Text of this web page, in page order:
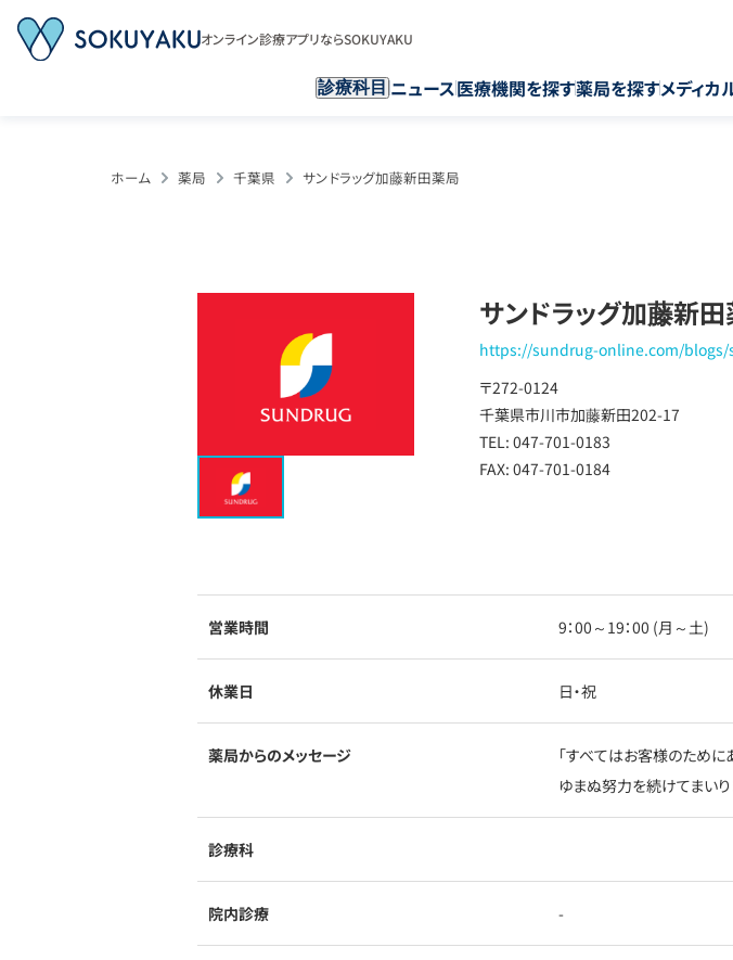
オンライン診療アプリならSOKUYAKU
診療科目 ニュース医療機関を探す薬局を探すメディカ
ホーム 薬局 千葉県 サンドラッグ加藤新田薬局
サンドラッグ加藤新
https://sundrug-online.com/blogs/
〒272-0124
千葉県市川市加藤新田202-17
TEL: 047-701-0183
FAX: 047-701-0184
営業時間 9：00～19：00 (月～土)
休業日 日・祝
薬局からのメッセージ
「すべてはお客様のため
ゆまぬ努力を続けてまいり
診療科
院内診療 -